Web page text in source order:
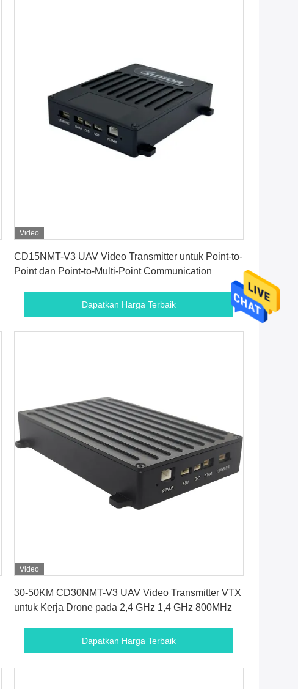
Video
CD15NMT-V3 UAV Video Transmitter untuk Point-to-
Point dan Point-to-Multi-Point Communication
Dapatkan Harga Terbaik
Video
30-50KM CD30NMT-V3 UAV Video Transmitter VTX
untuk Kerja Drone pada 2,4 GHz 1,4 GHz 800MHz
Dapatkan Harga Terbaik